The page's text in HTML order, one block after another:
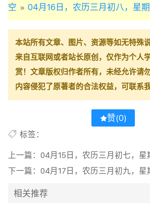
空 » 04月16日，农历三月初八，星
本站所有文章、图片、资源等如无特殊
来自互联网或者站长原创，仅作为个人
赏！文章版权归作者所有，未经允许请
内容侵犯了原著者的合法权益，可联系
赞(0)
标签：
上一篇： 04月15日，农历三月初七，星
下一篇： 04月17日，农历三月初九，星
相关推荐